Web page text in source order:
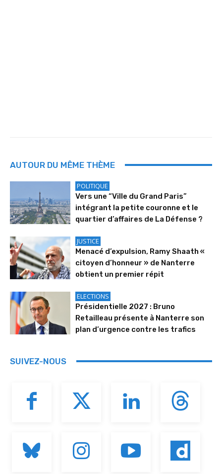
AUTOUR DU MÊME THÈME
POLITIQUE
Vers une “Ville du Grand Paris”
intégrant la petite couronne et le
quartier d’affaires de La Défense ?
JUSTICE
Menacé d’expulsion, Ramy Shaath «
citoyen d’honneur » de Nanterre
obtient un premier répit
ELECTIONS
Présidentielle 2027 : Bruno
Retailleau présente à Nanterre son
plan d’urgence contre les trafics
SUIVEZ-NOUS